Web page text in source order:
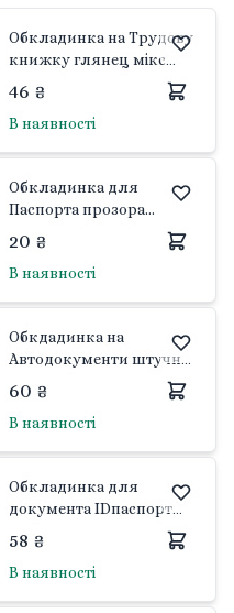
Обкладинка на Трудову
книжку глянец мікс
кольорів 28-Tk Україна
46 ₴
В наявності
Обкладинка для
Паспорта прозора
Україна
20 ₴
В наявності
Обкдадинка на
Автодокументи штучна
шкіра перфо міні мікс
кольорів 104-ау Україна
60 ₴
В наявності
Обкладинка для
документа IDпаспорт
Україна
58 ₴
В наявності